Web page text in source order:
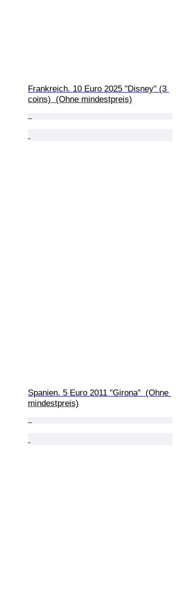
Frankreich. 10 Euro 2025 "Disney" (3
coins)  (Ohne mindestpreis)
Spanien. 5 Euro 2011 "Girona"  (Ohne
mindestpreis)